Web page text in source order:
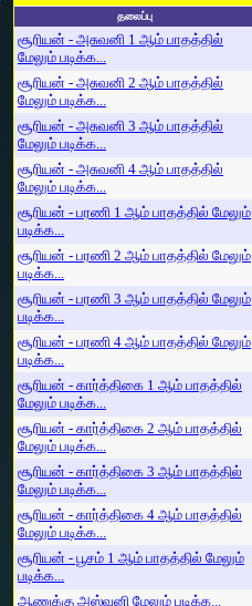
தலைப்பு
சூரியன் - அசுவனி 1 ஆம் பாதத்தில்
மேலும் படிக்க...
சூரியன் - அசுவனி 2 ஆம் பாதத்தில்
மேலும் படிக்க...
சூரியன் - அசுவனி 3 ஆம் பாதத்தில்
மேலும் படிக்க...
சூரியன் - அசுவனி 4 ஆம் பாதத்தில்
மேலும் படிக்க...
சூரியன் - பரணி 1 ஆம் பாதத்தில் மேலும்
படிக்க...
சூரியன் - பரணி 2 ஆம் பாதத்தில் மேலும்
படிக்க...
சூரியன் - பரணி 3 ஆம் பாதத்தில் மேலும்
படிக்க...
சூரியன் - பரணி 4 ஆம் பாதத்தில் மேலும்
படிக்க...
சூரியன் - கார்த்திகை 1 ஆம் பாதத்தில்
மேலும் படிக்க...
சூரியன் - கார்த்திகை 2 ஆம் பாதத்தில்
மேலும் படிக்க...
சூரியன் - கார்த்திகை 3 ஆம் பாதத்தில்
மேலும் படிக்க...
சூரியன் - கார்த்திகை 4 ஆம் பாதத்தில்
மேலும் படிக்க...
சூரியன் - பூசம் 1 ஆம் பாதத்தில் மேலும்
படிக்க...
ஆணுக்கு அஸ்வனி மேலும் படிக்க...